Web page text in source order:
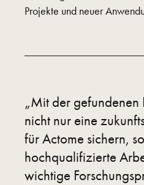
Projekte und neuer
„Mit der gefundenen
nicht nur eine
für Actome sichern,
hochqualifizierte
wichtige